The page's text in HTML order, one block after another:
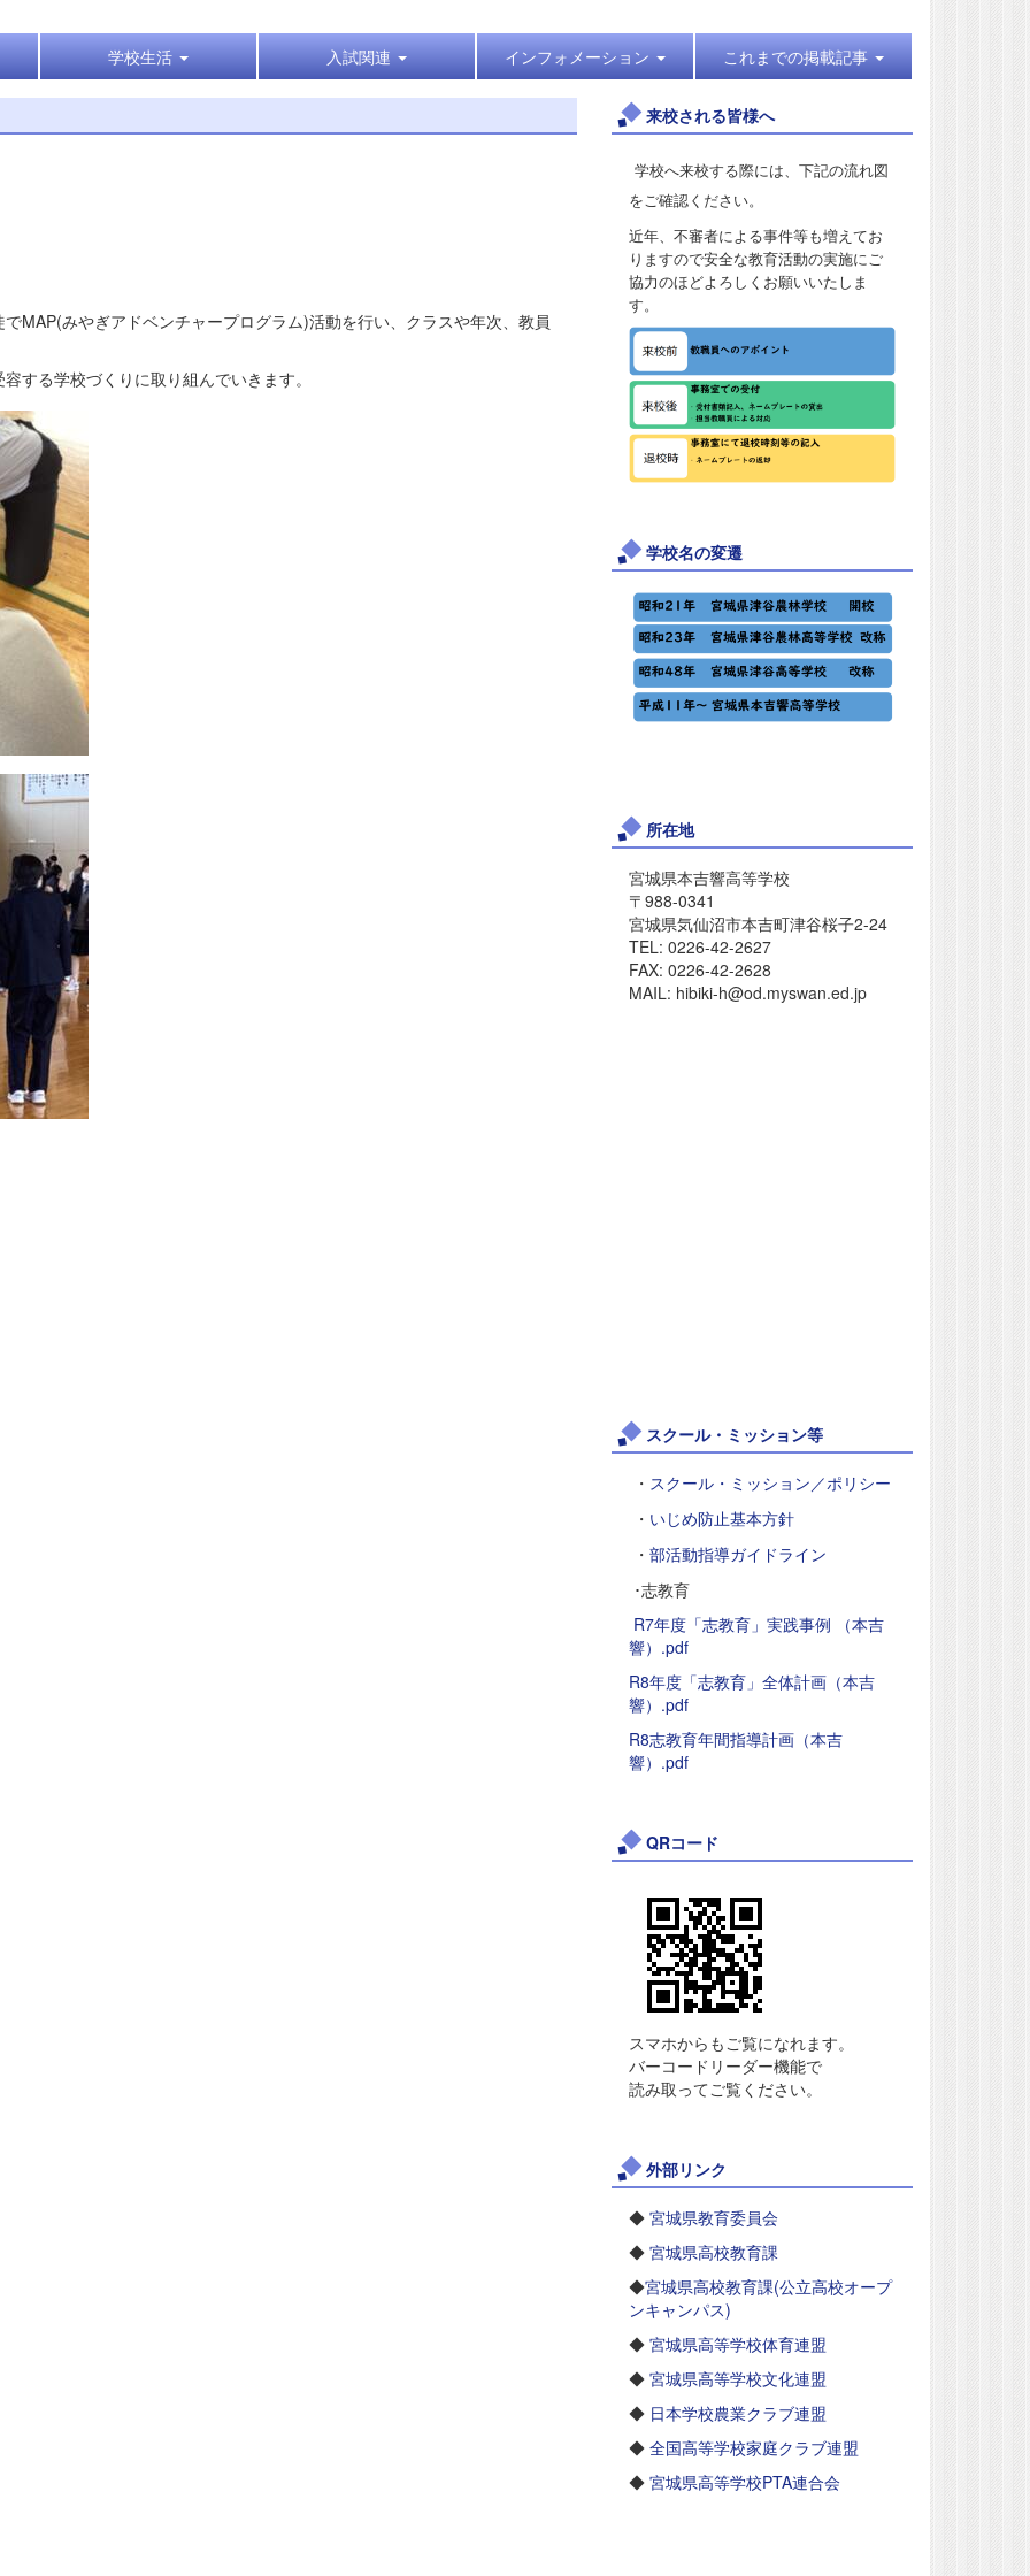
学校生活 入試関連 インフォメーション これまでの掲載記事
MAP(みやぎアドベンチャープログラム)活動を行い、クラスや年次、教員
する学校づくりに取り組んでいきます。
来校される皆様へ
学校へ来校する際には、下記の流れ図
をご確認ください。
近年、不審者による事件等も増えてお
りますので安全な教育活動の実施にご
協力のほどよろしくお願いいたしま
す。
学校名の変遷
所在地
宮城県本吉響高等学校
〒988-0341
宮城県気仙沼市本吉町津谷桜子2-24
TEL: 0226-42-2627
FAX: 0226-42-2628
MAIL: hibiki-h@od.myswan.ed.jp
スクール・ミッション等
・ スクール・ミッション／ポリシー
・ いじめ防止基本方針
・ 部活動指導ガイドライン
･志教育
R7年度「志教育」実践事例 （本吉
響）.pdf
R8年度「志教育」全体計画（本吉
響）.pdf
R8志教育年間指導計画（本吉
響）.pdf
QRコード
スマホからもご覧になれます。
バーコードリーダー機能で
読み取ってご覧ください。
外部リンク
◆ 宮城県教育委員会
◆ 宮城県高校教育課
◆宮城県高校教育課(公立高校オープ
ンキャンパス)
◆ 宮城県高等学校体育連盟
◆ 宮城県高等学校文化連盟
◆ 日本学校農業クラブ連盟
◆ 全国高等学校家庭クラブ連盟
◆ 宮城県高等学校PTA連合会